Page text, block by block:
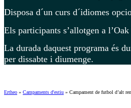
Disposa d´un curs d´idiomes
Els participants s’allotgen a
La durada daquest programa és
per dissabte i diumenge.
Ertheo » Campaments d'estiu » Campament de futbol d’alt